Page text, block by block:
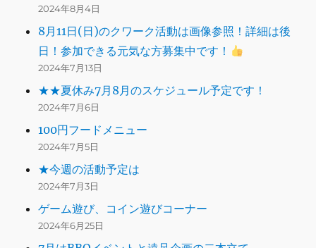
2024年8月4日
8月11日(日)のクワーク活動は画像参照！詳細は後
日！参加できる元気な方募集中です！
2024年7月13日
★★夏休み7月8月のスケジュール予定です！
2024年7月6日
100円フードメニュー
2024年7月5日
★今週の活動予定は
2024年7月3日
ゲーム遊び、コイン遊びコーナー
2024年6月25日